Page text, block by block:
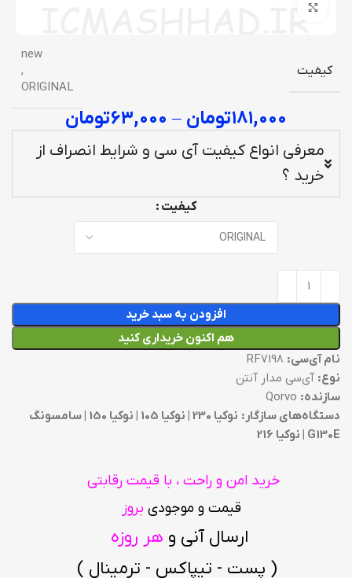
کیفیت
new
,
ORIGINAL
۱۸۱,۰۰۰تومان – ۶۳,۰۰۰تومان
معرفی انواع کیفیت آی سی و شرایط انصراف از
خرید ؟
کیفیت
افزودن به سبد خرید
هم اکنون خریداری کنید
نام آی‌سی:
نوع: آی‌سی مدار آنتن
سازنده:
دستگاه‌های سازگار:
نوکیا 230 | نوکیا 105 | نوکیا 150 | سامسونگ
G130E | نوکیا 216
خرید امن و راحت ، با قیمت رقابتی
قیمت و موجودی بروز
ارسال آنی و هر روزه
( پست - تیپاکس - ترمینال )